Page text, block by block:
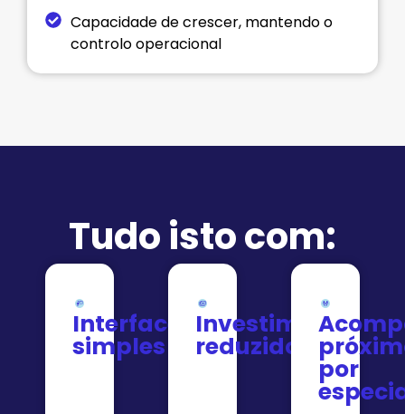
Capacidade de crescer, mantendo o
controlo operacional
Tudo isto com:
Interface
simples
Investimento
reduzido
por